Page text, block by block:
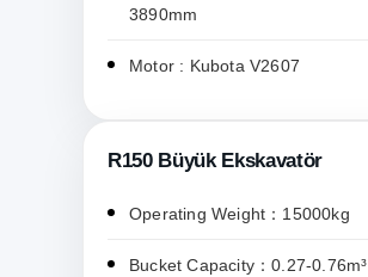
3890mm
Motor : Kubota V2607
R150 Büyük Ekskavatör
Operating Weight：15000kg
Bucket Capacity：0.27-0.76m³